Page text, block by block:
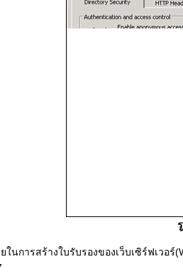
นการสร้างใบรับรองของเว็บเซิร์ฟเวอร์